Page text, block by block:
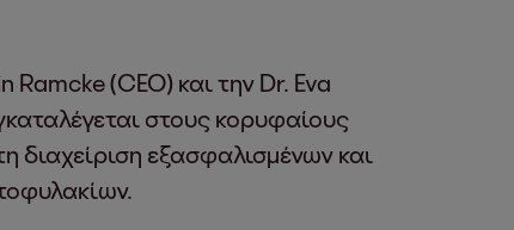
Ramcke (CEO) και την Dr. Eva
στους κορυφαίους
διαχείριση εξασφαλισμένων και